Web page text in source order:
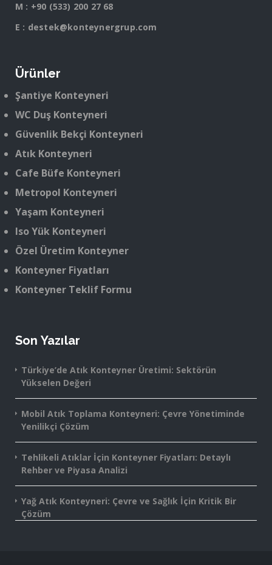
M : +90 (533) 200 27 68
E : destek@konteynergrup.com
Ürünler
Şantiye Konteyneri
WC Duş Konteyneri
Güvenlik Bekçi Konteyneri
Atık Konteyneri
Cafe Büfe Konteyneri
Metropol Konteyneri
Yaşam Konteyneri
Iso Yük Konteyneri
Özel Üretim Konteyner
Konteyner Fiyatları
Konteyner Teklif Formu
Son Yazılar
Türkiye’de Atık Konteyner Üretimi: Sektörün
Yükselen Değeri
Mobil Atık Toplama Konteyneri: Çevre Yönetiminde
Yenilikçi Çözüm
Tehlikeli Atıklar İçin Konteyner Fiyatları: Detaylı
Rehber ve Piyasa Analizi
Yağ Atık Konteyneri: Çevre ve Sağlık İçin Kritik Bir
Çözüm